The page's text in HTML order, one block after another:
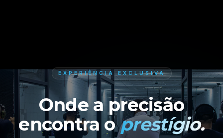
EXPERIÊNCIA EXCLUSIVA
Onde a precisão
encontra oprestígio.